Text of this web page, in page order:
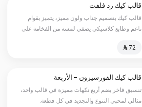
قالب كيك رد فلفت
قالب كيك بتصميم جذاب ولون مميز، يتميز بقوام
ناعم وطابع كلاسيكي يضفي لمسة من الفخامة على
⁨⁦‪‬ 72⁩
قالب كيك الفورسيزون - الأربعة
مواسم
تنسيق فاخر يضم أربع نكهات مميزة في قالب واحد،
مثالي لمحبي التنوع والتجديد في كل قطعة.